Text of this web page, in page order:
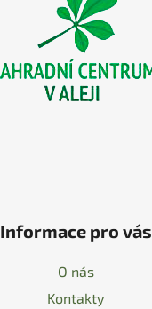
Informace pro vás
O nás
Kontakty